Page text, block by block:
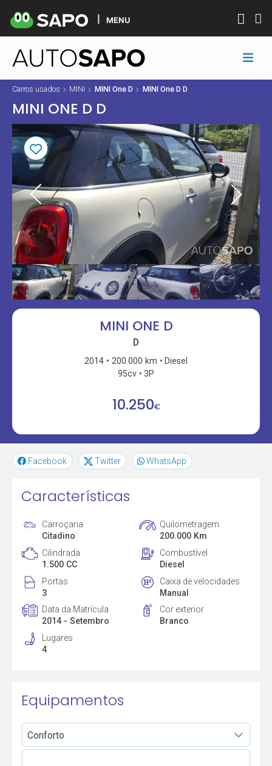
MENU
Carros usados MINI MINI One D MINI One D D
MINI ONE D D
MINI ONE D
D
2014 200.000 km
Diesel
95cv
3P
10.250€
Facebook Twitter WhatsApp
Características
Carroçaria
Citadino
Quilometragem
200.000 Km
Cilindrada
1.500 CC
Combustível
Diesel
Portas
3
Caixa de velocidades
Manual
Data da Matrícula
2014 - Setembro
Cor exterior
Branco
Lugares
4
Equipamentos